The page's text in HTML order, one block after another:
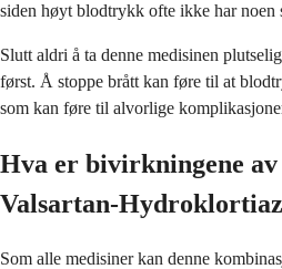
siden høyt blodtrykk ofte ikke har noen
Slutt aldri å ta denne medisinen
først. Å stoppe brått kan føre til at
som kan føre til alvorlige
Hva er bivirkningene
Valsartan-
Som alle medisiner kan denne